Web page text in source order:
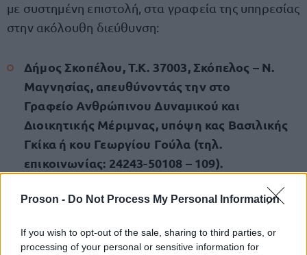
Proson - Do Not Process My Personal Information
If you wish to opt-out of the sale, sharing to third parties, or
processing of your personal or sensitive information for
με συστημένη επιστολή, στα γραφεία της υπηρεσίας
στην ακόλουθη διεύθυνση:
Δήμος Σκοπέλου, Τ.Κ. 37003, Σκόπελος – Ν.
Μαγνησίας, απευθύνοντάς την στο
Γραφείο Ανθρώπινου Δυναμικού και
Διοικητικής Μέριμνας, υπόψη κας Βασιλικής
Γκίκα ή κου Γεωργίου Γούλα (τηλ.
επικοινωνίας: 24243-50108 – 109).
Διαβάστε ολόκληρη την προκήρυξη των θέσεων